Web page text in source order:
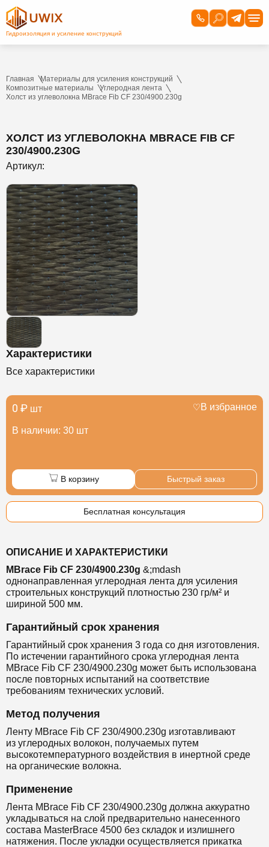
Главная
Материалы для усиления конструкций
Композитные материалы
Углеродная лента
Холст из углеволокна MBrace Fib CF 230/4900.230g
ХОЛСТ ИЗ УГЛЕВОЛОКНА MBRACE FIB CF
230/4900.230G
Артикул:
Характеристики
Все характеристики
0 ₽ шт
В наличии: 30 шт
В избранное
В корзину Быстрый заказ
Бесплатная консультация
ОПИСАНИЕ И ХАРАКТЕРИСТИКИ
MBrace Fib CF 230/4900.230g &;mdash
однонаправленная углеродная лента для усиления
строительных конструкций плотностью 230 гр/м² и
шириной 500 мм.
Гарантийный срок хранения
Гарантийный срок хранения 3 года со дня изготовления.
По истечении гарантийного срока углеродная лента
MBrace Fib CF 230/4900.230g может быть использована
после повторных испытаний на соответствие
требованиям технических условий.
Метод получения
Ленту MBrace Fib CF 230/4900.230g изготавливают
из углеродных волокон, получаемых путем
высокотемпературного воздействия в инертной среде
на органические волокна.
Применение
Лента MBrace Fib CF 230/4900.230g должна аккуратно
укладываться на слой предварительно нанесенного
состава MasterBrace 4500 без складок и излишнего
натяжения. После укладки осуществляется прикатка